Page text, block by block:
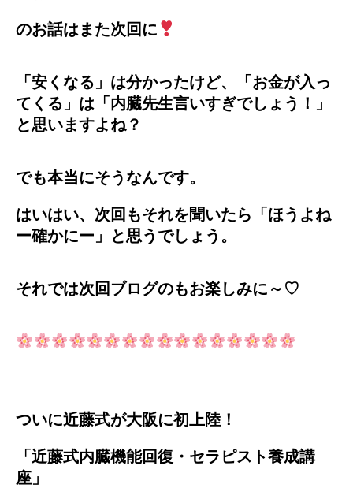
のお話はまた次回に
「安くなる」は分かったけど、「お金が入っ
てくる」は「内臓先生言いすぎでしょう！」
と思いますよね？
でも本当にそうなんです。
はいはい、次回もそれを聞いたら「ほうよね
ー確かにー」と思うでしょう。
それでは次回ブログのもお楽しみに～♡
ついに近藤式が大阪に初上陸！
「近藤式内臓機能回復・セラピスト養成講
座」